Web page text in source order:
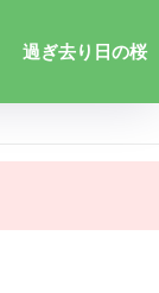
過ぎ去り日の桜